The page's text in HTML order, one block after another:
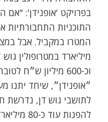
בפרויקט 'אופנידן': "אם
התוכניות התחבורתיות
מיליארד במטרופולין
וכ-600 מיליון ש״ח
״אופנידן״, שיחד יתנו
לתושבי גוש דן, נדרשת
להפנות